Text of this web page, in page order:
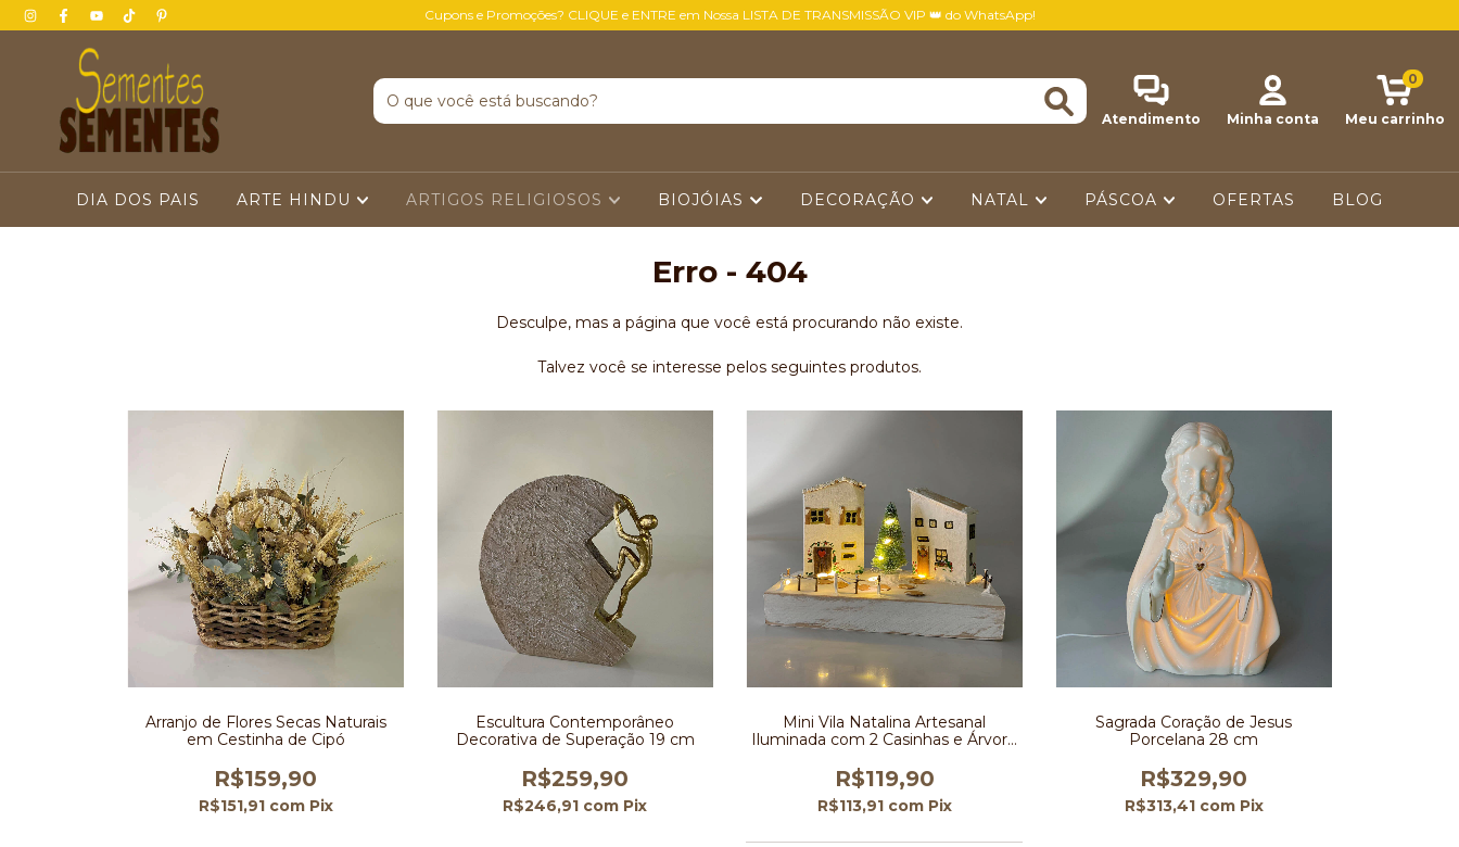
Cupons e Promoções? CLIQUE e ENTRE em Nossa LISTA DE TRANSMISSÃO VIP 👑 do WhatsApp!
Atendimento Minha conta Meu carrinho
0
DIA DOS PAIS ARTE HINDU ARTIGOS RELIGIOSOS BIOJÓIAS DECORAÇÃO NATAL PÁSCOA OFERTAS BLOG
Erro - 404
Desculpe, mas a página que você está procurando não existe.
Talvez você se interesse pelos seguintes produtos.
Arranjo de Flores Secas Naturais
em Cestinha de Cipó
R$159,90
R$151,91 com Pix
Escultura Contemporâneo
Decorativa de Superação 19 cm
R$259,90
R$246,91 com Pix
Mini Vila Natalina Artesanal
Iluminada com 2 Casinhas e Árvore
R$119,90
R$113,91 com Pix
Sagrada Coração de Jesus
Porcelana 28 cm
R$329,90
R$313,41 com Pix